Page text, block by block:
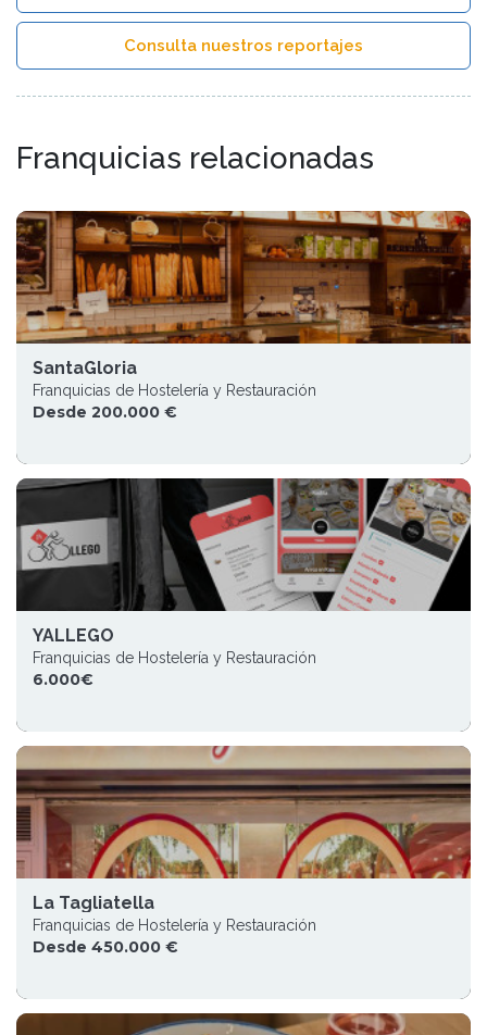
Consulta nuestros reportajes
Franquicias relacionadas
SantaGloria
Franquicias de Hostelería y Restauración
Desde 200.000 €
YALLEGO
Franquicias de Hostelería y Restauración
6.000€
La Tagliatella
Franquicias de Hostelería y Restauración
Desde 450.000 €